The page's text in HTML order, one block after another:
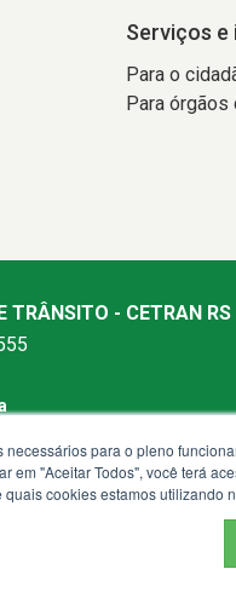
Serviços
Para o
Para órgãos
TRÂNSITO - CETRAN RS
08h às 17h de segunda
necessários para o pleno
em "Aceitar Todos", você terá
quais cookies estamos utilizando